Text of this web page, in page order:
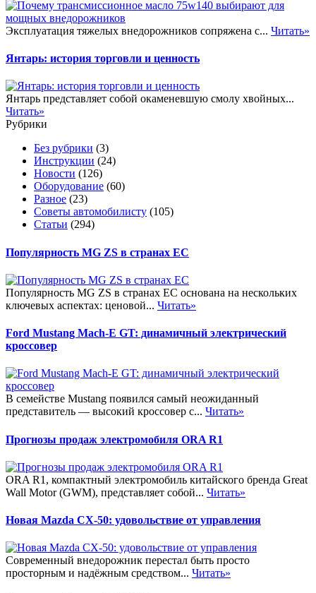
Эксплуатация тяжелых внедорожников сопряжена с... Читать»
Янтарь: история торговли и ценность
Янтарь представляет собой окаменевшую смолу хвойных...
Читать»
Рубрики
Без рубрики (3)
Инструкции (24)
Новости (126)
Оборудование (60)
Разное (23)
Советы автомобилисту (105)
Статьи (294)
Популярность MG ZS в странах ЕС
Популярность MG ZS в странах ЕС основана на нескольких
ключевых аспектах: ценовой... Читать»
Ford Mustang Mach-E GT: динамичный электрический
кроссовер
В семействе Mustang появился самый неожиданный
представитель — высокий кроссовер с... Читать»
Прогнозы продаж электромобиля ORA R1
ORA R1, компактный электромобиль китайского бренда Great
Wall Motor (GWM), представляет собой... Читать»
Новая Mazda CX-50: удовольствие от управления
Современный внедорожник перестал быть просто
просторным и надёжным средством... Читать»